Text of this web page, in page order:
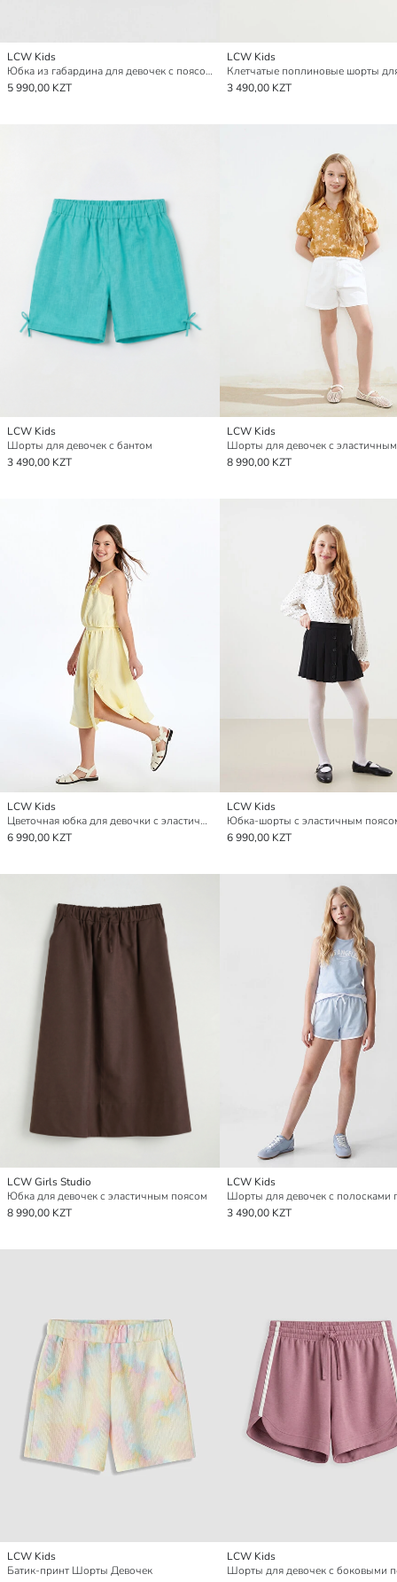
LCW Kids
Юбка из габардина для девочек с поясом-лентой
5 990,00 KZT
LCW Kids
3 490,00 KZT
LCW Kids
Шорты для девочек с бантом
3 490,00 KZT
LCW Kids
8 990,00 KZT
LCW Kids
Цветочная юбка для девочки с эластичным поясом
6 990,00 KZT
LCW Kids
6 990,00 KZT
LCW Girls Studio
Юбка для девочек с эластичным поясом
8 990,00 KZT
LCW Kids
3 490,00 KZT
LCW Kids
Батик-принт Шорты Девочек
LCW Kids